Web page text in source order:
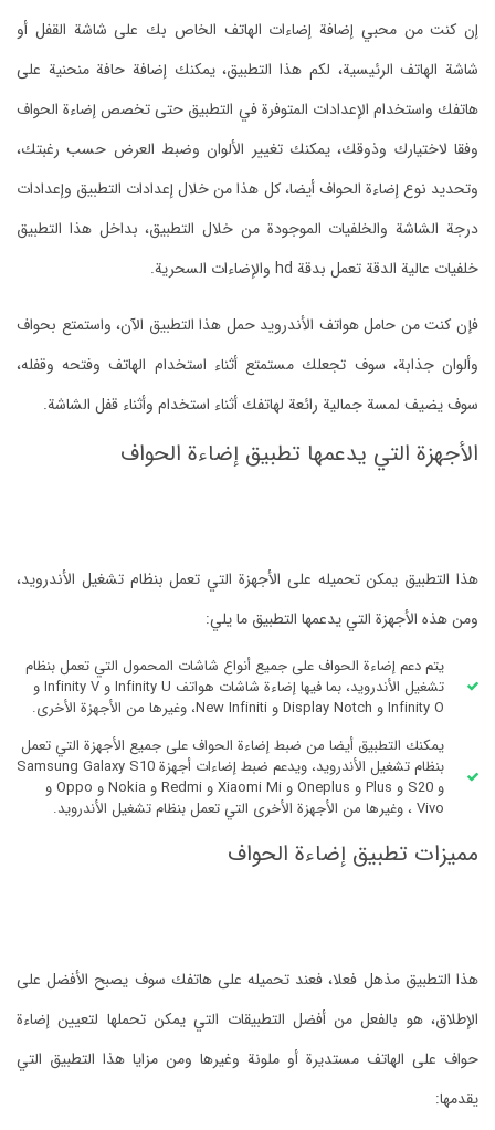
إن كنت من محبي إضافة إضاءات الهاتف الخاص بك على شاشة القفل أو
شاشة الهاتف الرئيسية، لكم هذا التطبيق، يمكنك إضافة حافة منحنية على
هاتفك واستخدام الإعدادات المتوفرة في التطبيق حتى تخصص إضاءة الحواف
وفقا لاختيارك وذوقك، يمكنك تغيير الألوان وضبط العرض حسب رغبتك،
وتحديد نوع إضاءة الحواف أيضا، كل هذا من خلال إعدادات التطبيق وإعدادات
درجة الشاشة والخلفيات الموجودة من خلال التطبيق، بداخل هذا التطبيق
خلفيات عالية الدقة تعمل بدقة hd والإضاءات السحرية.
فإن كنت من حامل هواتف الأندرويد حمل هذا التطبيق الآن، واستمتع بحواف
وألوان جذابة، سوف تجعلك مستمتع أثناء استخدام الهاتف وفتحه وقفله،
سوف يضيف لمسة جمالية رائعة لهاتفك أثناء استخدام وأثناء قفل الشاشة.
الأجهزة التي يدعمها تطبيق إضاءة الحواف
هذا التطبيق يمكن تحميله على الأجهزة التي تعمل بنظام تشغيل الأندرويد،
ومن هذه الأجهزة التي يدعمها التطبيق ما يلي:
يتم دعم إضاءة الحواف على جميع أنواع شاشات المحمول التي تعمل بنظام
تشغيل الأندرويد، بما فيها إضاءة شاشات هواتف Infinity U و Infinity V و
Infinity O و Display Notch و New Infiniti، وغيرها من الأجهزة الأخرى.
يمكنك التطبيق أيضا من ضبط إضاءة الحواف على جميع الأجهزة التي تعمل
بنظام تشغيل الأندرويد، ويدعم ضبط إضاءات أجهزة Samsung Galaxy S10
و S20 و Plus و Oneplus و Xiaomi Mi و Redmi و Nokia و Oppo و
Vivo ، وغيرها من الأجهزة الأخرى التي تعمل بنظام تشغيل الأندرويد.
مميزات تطبيق إضاءة الحواف
هذا التطبيق مذهل فعلا، فعند تحميله على هاتفك سوف يصبح الأفضل على
الإطلاق، هو بالفعل من أفضل التطبيقات التي يمكن تحملها لتعيين إضاءة
حواف على الهاتف مستديرة أو ملونة وغيرها ومن مزايا هذا التطبيق التي
يقدمها: